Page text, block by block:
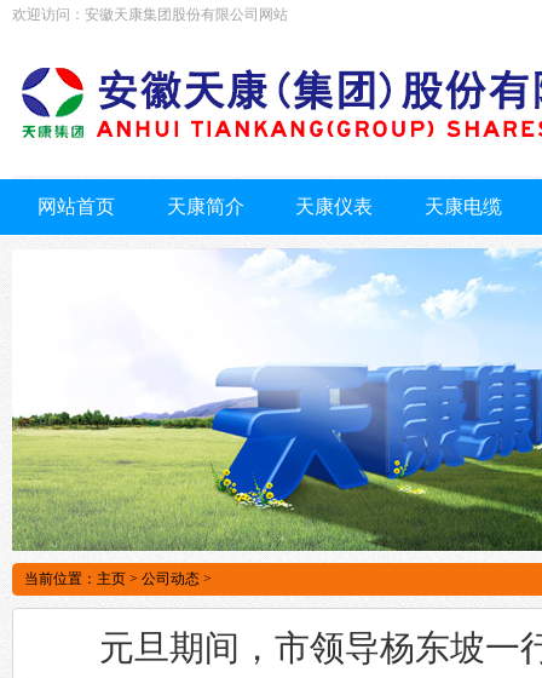
欢迎访问：安徽天康集团股份有限公司网站
网站首页 天康简介 天康仪表 天康电缆
当前位置： 主页 > 公司动态 >
元旦期间，市领导杨东坡一